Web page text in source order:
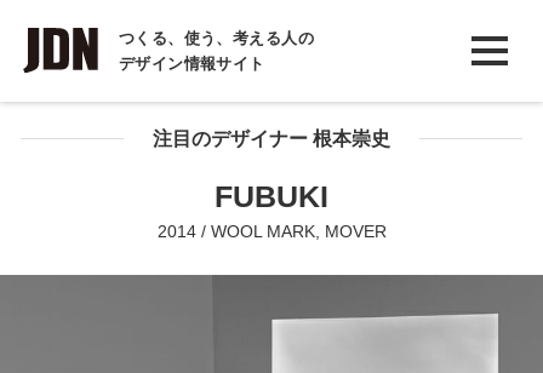
つくる、使う、考える人の
デザイン情報サイト
INTERVIEW
インタビュー
REPORT
COLUMN
注目のデザイナー 根本崇史
FUBUKI
2014 / WOOL MARK, MOVER